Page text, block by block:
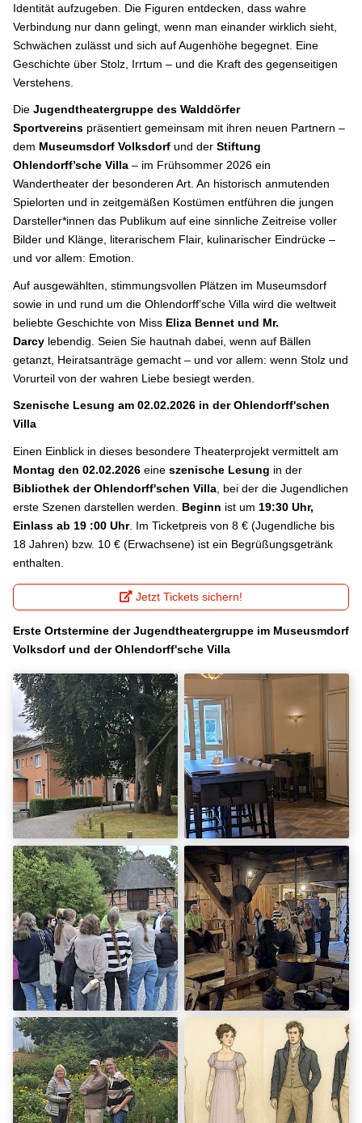
Identität aufzugeben. Die Figuren entdecken, dass wahre
Verbindung nur dann gelingt, wenn man einander wirklich sieht,
Schwächen zulässt und sich auf Augenhöhe begegnet. Eine
Geschichte über Stolz, Irrtum – und die Kraft des gegenseitigen
Verstehens.
Die Jugendtheatergruppe des Walddörfer
Sportvereinspräsentiert gemeinsam mit ihren neuen Partnern –
dem Museumsdorf Volksdorfund der Stiftung
Ohlendorff’sche Villa– im Frühsommer 2026 ein
Wandertheater der besonderen Art. An historisch anmutenden
Spielorten und in zeitgemäßen Kostümen entführen die jungen
Darsteller*innen das Publikum auf eine sinnliche Zeitreise voller
Bilder und Klänge, literarischem Flair, kulinarischer Eindrücke –
und vor allem: Emotion.
Auf ausgewählten, stimmungsvollen Plätzen im Museumsdorf
sowie in und rund um die Ohlendorff’sche Villa wird die weltweit
beliebte Geschichte von Miss Eliza Bennet und Mr.
Darcylebendig. Seien Sie hautnah dabei, wenn auf Bällen
getanzt, Heiratsanträge gemacht – und vor allem: wenn Stolz und
Vorurteil von der wahren Liebe besiegt werden.
Szenische Lesung am 02.02.2026 in der Ohlendorff'schen
Villa
Einen Einblick in dieses besondere Theaterprojekt vermittelt am
Montag den 02.02.2026 eine szenische Lesung in der
Bibliothek der Ohlendorff'schen Villa, bei der die Jugendlichen
erste Szenen darstellen werden. Beginn ist um 19:30 Uhr,
Einlass ab 19 :00 Uhr. Im Ticketpreis von 8 € (Jugendliche bis
18 Jahren) bzw. 10 € (Erwachsene) ist ein Begrüßungsgetränk
enthalten.
Jetzt Tickets sichern!
Erste Ortstermine der Jugendtheatergruppe im Museusmdorf
Volksdorf und der Ohlendorff'sche Villa